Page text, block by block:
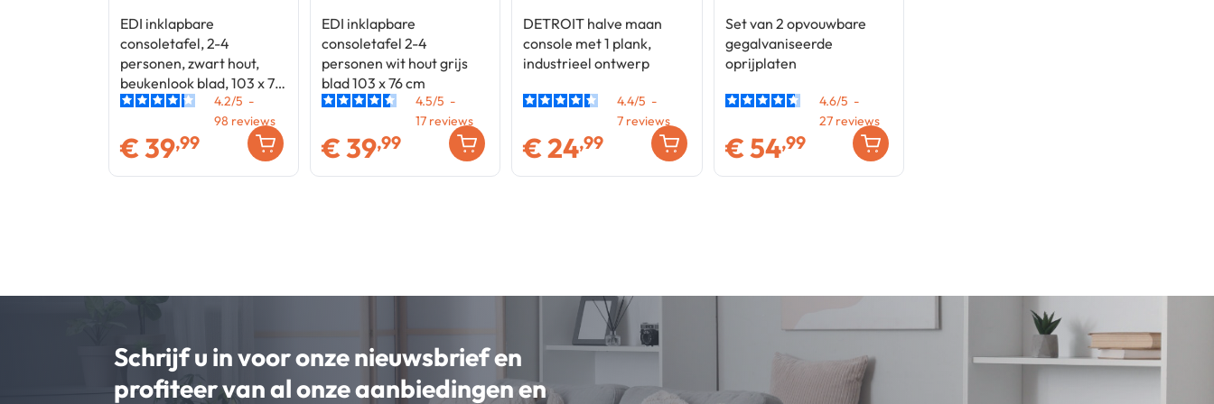
EDI inklapbare
consoletafel, 2-4
personen, zwart hout,
beukenlook blad, 103 x 76
cm
4.2/5 -
98
€39,99
EDI inklapbare
consoletafel 2-4
personen wit hout grijs
blad 103 x 76 cm
4.5/5 -
17
€39,99
DETROIT halve maan
console met 1 plank,
industrieel ontwerp
4.4/5 -
7
€24,99
Set van 2 opvouwbare
gegalvaniseerde
oprijplaten
4.6/5 -
27
€54,99
Schrijf u in voor onze nieuwsbrief en
profiteer van al onze aanbiedingen en